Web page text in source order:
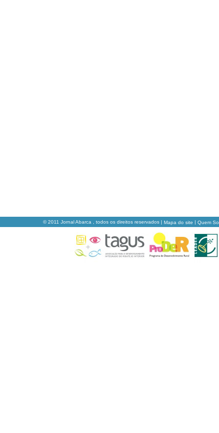
© 2011 Jornal Abarca , todos os direitos reservados | Mapa do site | Quem